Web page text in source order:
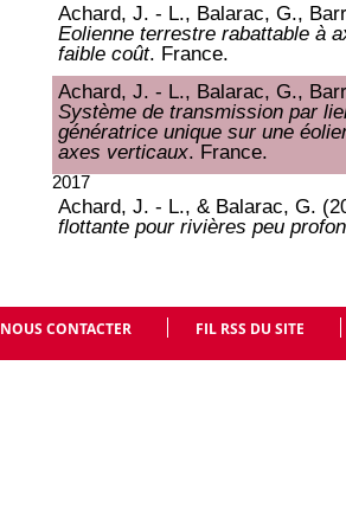
Achard, J. - L., Balarac, G.,
Eolienne terrestre rabattable à
faible coût. France.
Achard, J. - L., Balarac, G.,
Système de transmission par
génératrice unique sur une
axes verticaux. France.
2017
Achard, J. - L., & Balarac, G.
flottante pour rivières peu
NOUS CONTACTER FIL RSS DU SITE